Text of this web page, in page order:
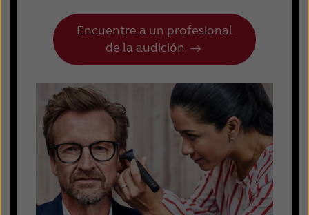
Encuentre a un profesional
de la audición